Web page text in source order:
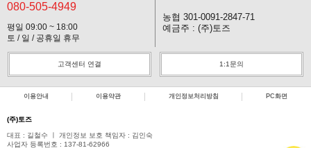
080-505-4949
평일 09:00 ~ 18:00
토 / 일 / 공휴일 휴무
농협 301-0091-2847-71
예금주 : (주)토즈
고객센터 연결 1:1문의
이용안내 이용약관 개인정보처리방침 PC화면
(주)토즈
대표 : 길철수 ㅣ 개인정보 보호 책임자 : 김인숙
사업자 등록번호 : 137-81-62966